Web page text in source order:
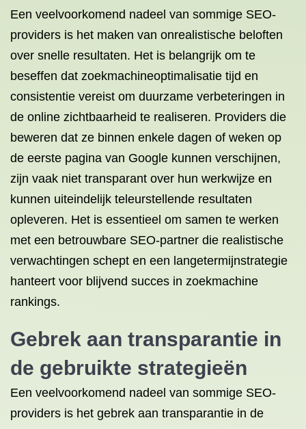
Een veelvoorkomend nadeel van sommige SEO-
providers is het maken van onrealistische beloften
over snelle resultaten. Het is belangrijk om te
beseffen dat zoekmachineoptimalisatie tijd en
consistentie vereist om duurzame verbeteringen in
de online zichtbaarheid te realiseren. Providers die
beweren dat ze binnen enkele dagen of weken op
de eerste pagina van Google kunnen verschijnen,
zijn vaak niet transparant over hun werkwijze en
kunnen uiteindelijk teleurstellende resultaten
opleveren. Het is essentieel om samen te werken
met een betrouwbare SEO-partner die realistische
verwachtingen schept en een langetermijnstrategie
hanteert voor blijvend succes in zoekmachine
rankings.
Gebrek aan transparantie in
de gebruikte strategieën
Een veelvoorkomend nadeel van sommige SEO-
providers is het gebrek aan transparantie in de